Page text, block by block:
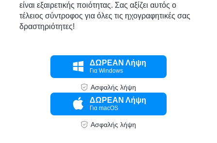
είναι εξαιρετικής ποιότητας. Σας αξίζει αυτός ο
τέλειος σύντροφος για όλες τις ηχογραφητικές σας
δραστηριότητες!
ΔΩΡΕΑΝ Λήψη
Για Windows
Ασφαλής λήψη
ΔΩΡΕΑΝ Λήψη
Για macOS
Ασφαλής λήψη